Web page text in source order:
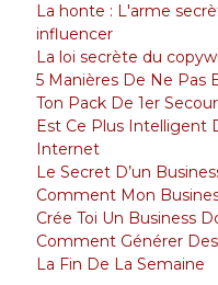
La honte : L'arme
influencer
La loi secrète du
5 Manières De Ne Pas
Ton Pack De 1er
Est Ce Plus Intelligent
Internet
Le Secret D’un
Comment Mon
Crée Toi Un Business
Comment Générer
La Fin De La Semaine